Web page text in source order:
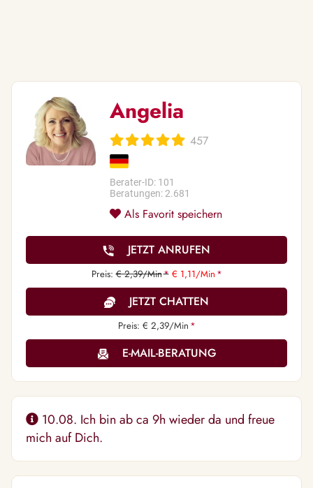
Angelia
457
Berater-ID: 101
Beratungen: 2.681
Als Favorit speichern
JETZT ANRUFEN
Preis:€ 2,39/Min* € 1,11/Min *
JETZT CHATTEN
Preis: € 2,39/Min *
E-MAIL-BERATUNG
10.08. Ich bin ab ca 9h wieder da und freue
mich auf Dich.